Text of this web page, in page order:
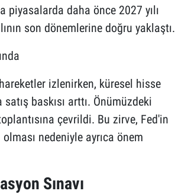
daha önce 2027 yılı
son dönemlerine doğru yaklaştı.
izlenirken, küresel hisse
baskısı arttı. Önümüzdeki
çevrildi. Bu zirve, Fed'in
nedeniyle ayrıca önem
Sınavı